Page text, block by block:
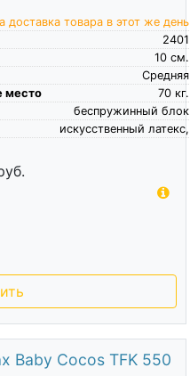
доставка товара в этот же день
2401
см.
10
Средняя
место
кг.
70
беспружинный блок
искусственный латекс,
Baby Cocos TFK 550